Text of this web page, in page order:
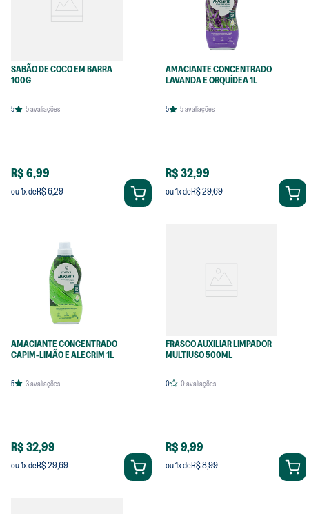
SABÃO DE COCO EM BARRA
100G
5 5avaliações
R$ 6,99
ou1x deR$ 6,29
AMACIANTE CONCENTRADO
LAVANDA E ORQUÍDEA 1L
5 5avaliações
R$ 32,99
ou1x deR$ 29,69
AMACIANTE CONCENTRADO
CAPIM-LIMÃO E ALECRIM 1L
5 3avaliações
R$ 32,99
ou1x deR$ 29,69
FRASCO AUXILIAR LIMPADOR
MULTIUSO 500ML
0 0avaliações
R$ 9,99
ou1x deR$ 8,99